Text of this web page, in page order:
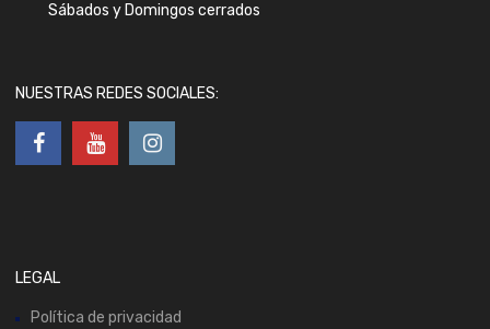
Sábados y Domingos cerrados
NUESTRAS REDES SOCIALES:
LEGAL
Política de privacidad